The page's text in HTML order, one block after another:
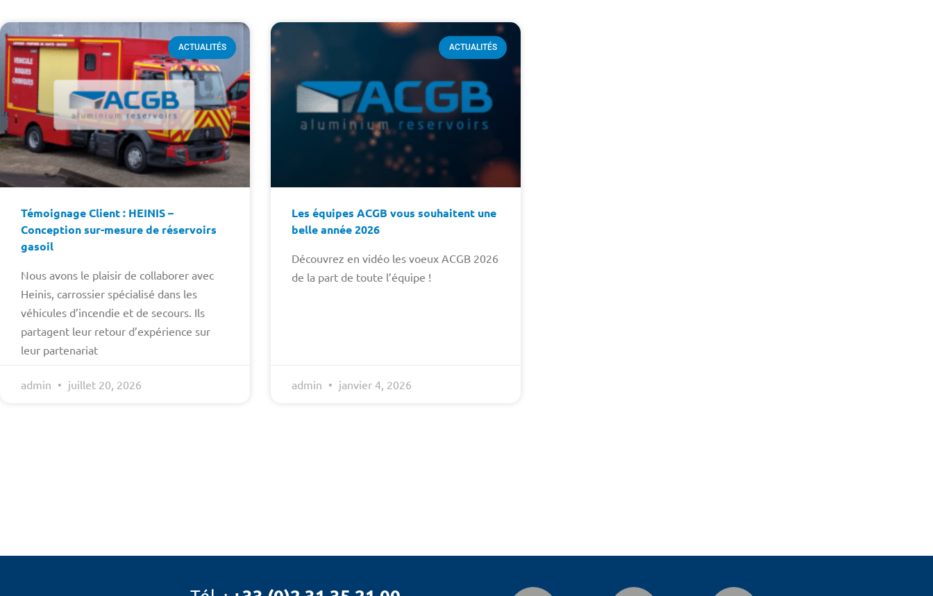
ACTUALITÉS
Témoignage Client : HEINIS –
Conception sur-mesure de réservoirs
gasoil
Nous avons le plaisir de collaborer avec
Heinis, carrossier spécialisé dans les
véhicules d’incendie et de secours. Ils
partagent leur retour d’expérience sur
leur partenariat
admin juillet 20, 2026
ACTUALITÉS
Les équipes ACGB vous souhaitent une
belle année 2026
Découvrez en vidéo les voeux ACGB 2026
de la part de toute l’équipe !
admin janvier 4, 2026